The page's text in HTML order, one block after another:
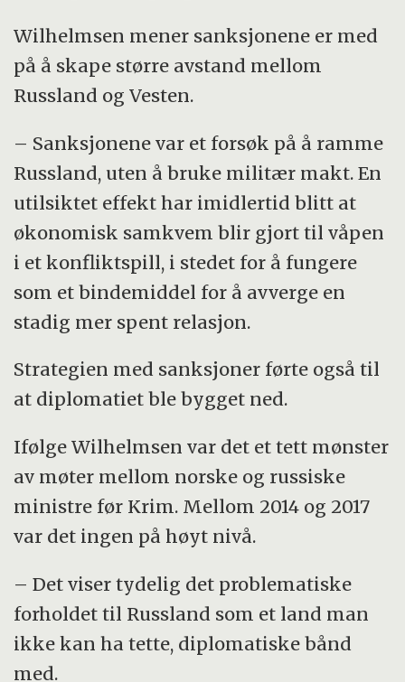
Wilhelmsen mener sanksjonene er med
på å skape større avstand mellom
Russland og Vesten.
– Sanksjonene var et forsøk på å ramme
Russland, uten å bruke militær makt. En
utilsiktet effekt har imidlertid blitt at
økonomisk samkvem blir gjort til våpen
i et konfliktspill, i stedet for å fungere
som et bindemiddel for å avverge en
stadig mer spent relasjon.
Strategien med sanksjoner førte også til
at diplomatiet ble bygget ned.
Ifølge Wilhelmsen var det et tett mønster
av møter mellom norske og russiske
ministre før Krim. Mellom 2014 og 2017
var det ingen på høyt nivå.
– Det viser tydelig det problematiske
forholdet til Russland som et land man
ikke kan ha tette, diplomatiske bånd
med.